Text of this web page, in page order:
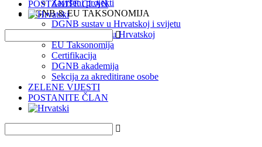
Završeni projekti
DGNB & EU TAKSONOMIJA
DGNB sustav u Hrvatskoj i svijetu
DGNB projekti u Hrvatskoj
EU Taksonomija
Certifikacija
DGNB akademija
Sekcija za akreditirane osobe
ZELENE VIJESTI
POSTANITE ČLAN
POSTANITE ČLAN